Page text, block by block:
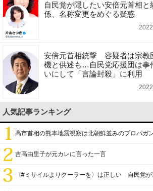
自民党が隠したい安倍元首相と
係、名称変更をめぐる疑惑
安倍元首相銃撃 容疑者は宗教
機と供述も…自民党応援団は事
いにして「言論封殺」に利用
人気記事ランキング
高市首相の熊本地震視察は北朝鮮並みのプロパガ
吉高由里子が元カレに言った一言
〈#ミサイルよりクーラーを〉は正しい 自民党